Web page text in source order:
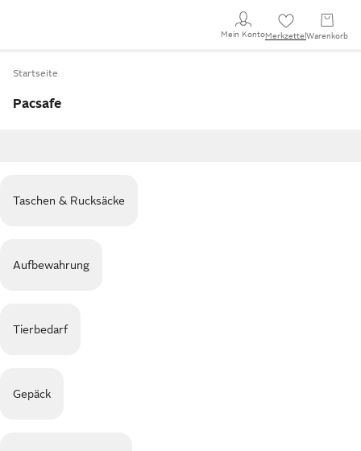
Mein KontoMerkzettel Warenkorb
Startseite
Pacsafe
Taschen & Rucksäcke
Aufbewahrung
Tierbedarf
Gepäck